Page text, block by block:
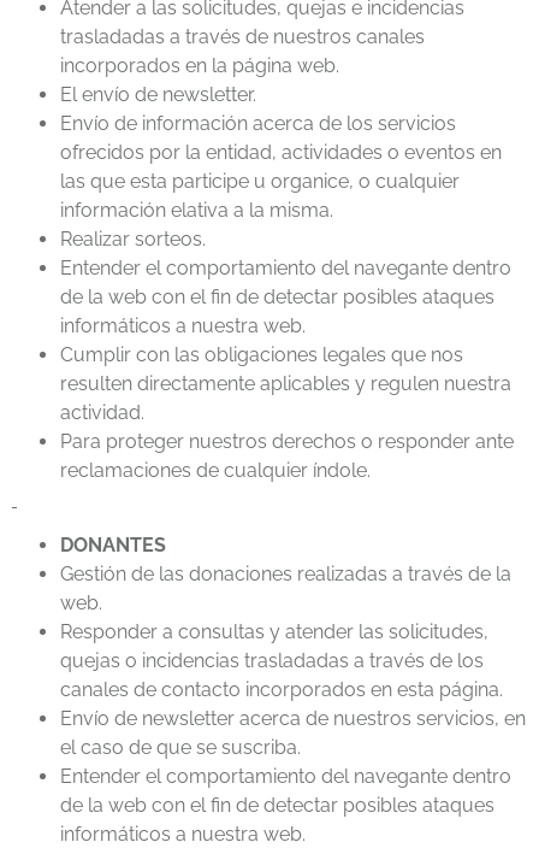
Atender a las solicitudes, quejas e incidencias
trasladadas a través de nuestros canales
incorporados en la página web.
El envío de newsletter.
Envío de información acerca de los servicios
ofrecidos por la entidad, actividades o eventos en
las que esta participe u organice, o cualquier
información elativa a la misma.
Realizar sorteos.
Entender el comportamiento del navegante dentro
de la web con el fin de detectar posibles ataques
informáticos a nuestra web.
Cumplir con las obligaciones legales que nos
resulten directamente aplicables y regulen nuestra
actividad.
Para proteger nuestros derechos o responder ante
reclamaciones de cualquier índole.
DONANTES
Gestión de las donaciones realizadas a través de la
web.
Responder a consultas y atender las solicitudes,
quejas o incidencias trasladadas a través de los
canales de contacto incorporados en esta página.
Envío de newsletter acerca de nuestros servicios, en
el caso de que se suscriba.
Entender el comportamiento del navegante dentro
de la web con el fin de detectar posibles ataques
informáticos a nuestra web.